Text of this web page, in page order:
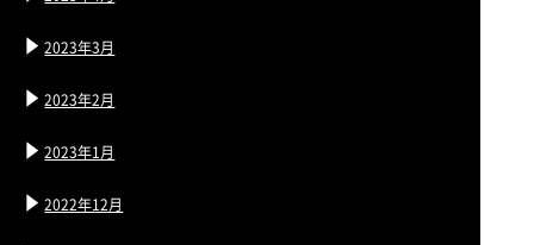
2023年3月
2023年2月
2023年1月
2022年12月